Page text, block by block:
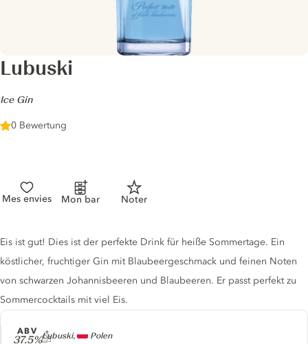
Lubuski
-
Ice Gin
0 Bewertung
Mes envies Mon bar Noter
Producer
Lubuski, Polen
ABV
37.5%
Gin description
Eis ist gut! Dies ist der perfekte Drink für heiße Sommertage. Ein
köstlicher, fruchtiger Gin mit Blaubeergeschmack und feinen Noten
von schwarzen Johannisbeeren und Blaubeeren. Er passt perfekt zu
Sommercocktails mit viel Eis.